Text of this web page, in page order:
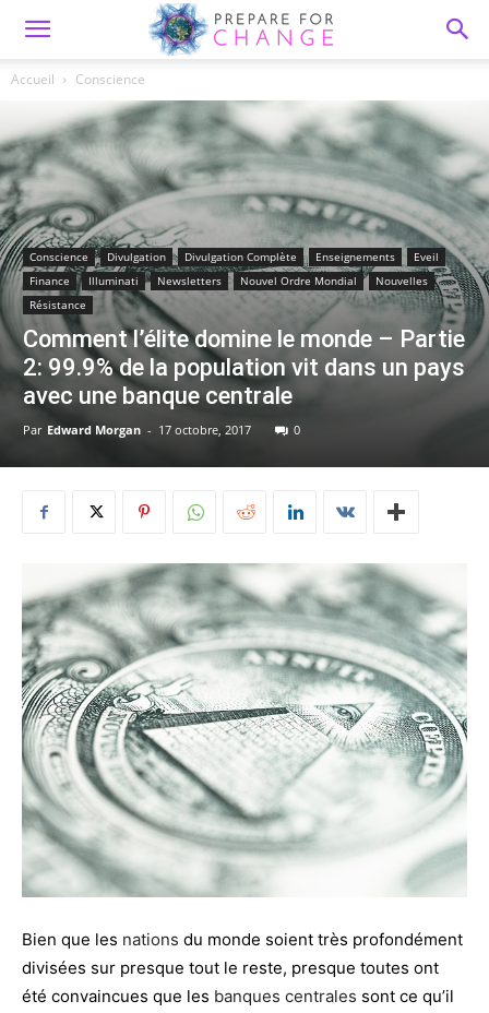
Accueil Conscience
Conscience Divulgation Divulgation Complète Enseignements
Eveil
Finance
Illuminati Newsletters Nouvel Ordre Mondial
Nouvelles
Résistance
Comment l’élite domine le monde – Partie
2: 99.9% de la population vit dans un pays
avec une banque centrale
Par Edward Morgan - 17 octobre, 2017 0
Bien que les nations du monde soient très profondément
divisées sur presque tout le reste, presque toutes ont
été convaincues que les banques centrales sont ce qu’il